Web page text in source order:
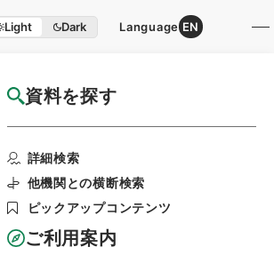
Light Dark Language EN
資料を探す
詳細検索
他機関との横断検索
ピックアップコンテンツ
ご利用案内
国立公文書館HP利用案内
全ての情報